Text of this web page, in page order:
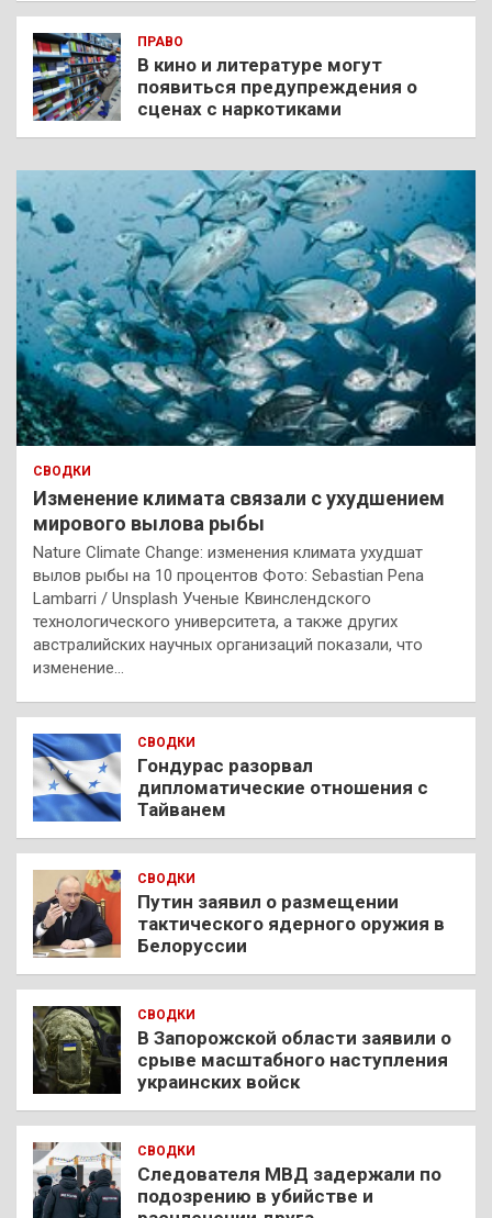
ПРАВО
В кино и литературе могут
появиться предупреждения о
сценах с наркотиками
СВОДКИ
Изменение климата связали с ухудшением
мирового вылова рыбы
Nature Climate Change: изменения климата ухудшат
вылов рыбы на 10 процентов Фото: Sebastian Pena
Lambarri / Unsplash Ученые Квинслендского
технологического университета, а также других
австралийских научных организаций показали, что
изменение…
СВОДКИ
Гондурас разорвал
дипломатические отношения с
Тайванем
СВОДКИ
Путин заявил о размещении
тактического ядерного оружия в
Белоруссии
СВОДКИ
В Запорожской области заявили о
срыве масштабного наступления
украинских войск
СВОДКИ
Следователя МВД задержали по
подозрению в убийстве и